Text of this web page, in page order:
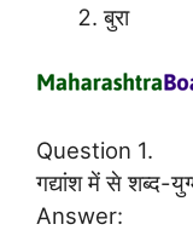
बुरा
Question 1.
गद्यांश में से शब्द-
Answer: